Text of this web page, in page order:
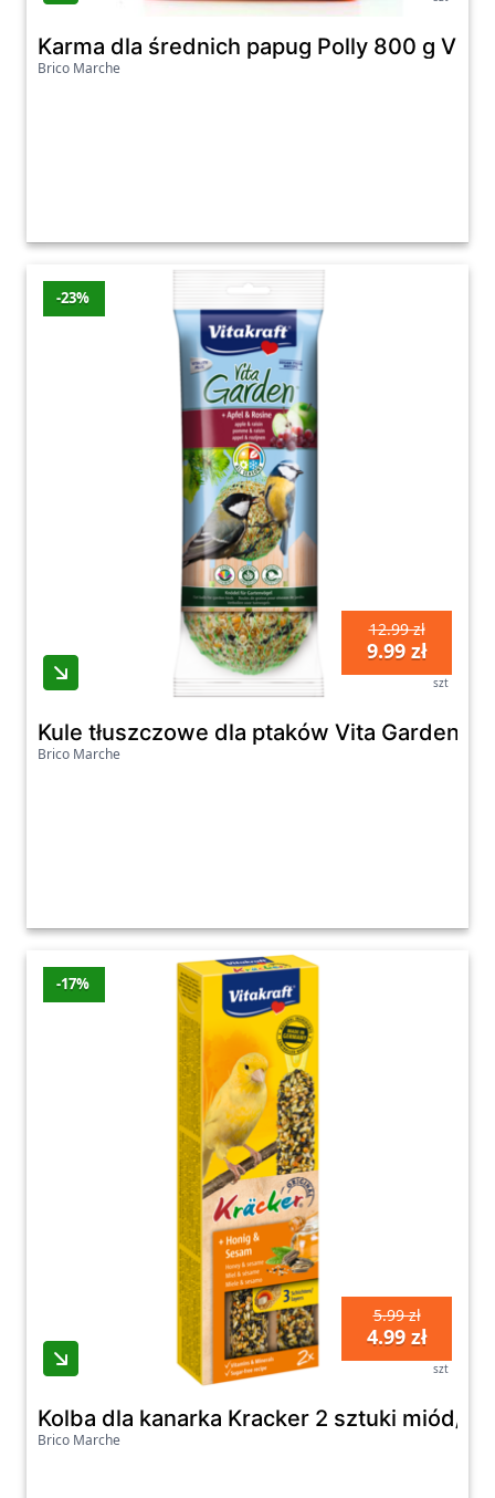
Karma dla średnich papug Polly 800 g
Brico Marche
-23%
12.99 zł
9.99 zł
szt
Kule tłuszczowe dla ptaków Vita Garden
Brico Marche
-17%
5.99 zł
4.99 zł
szt
Kolba dla kanarka Kracker 2 sztuki miód/
Brico Marche